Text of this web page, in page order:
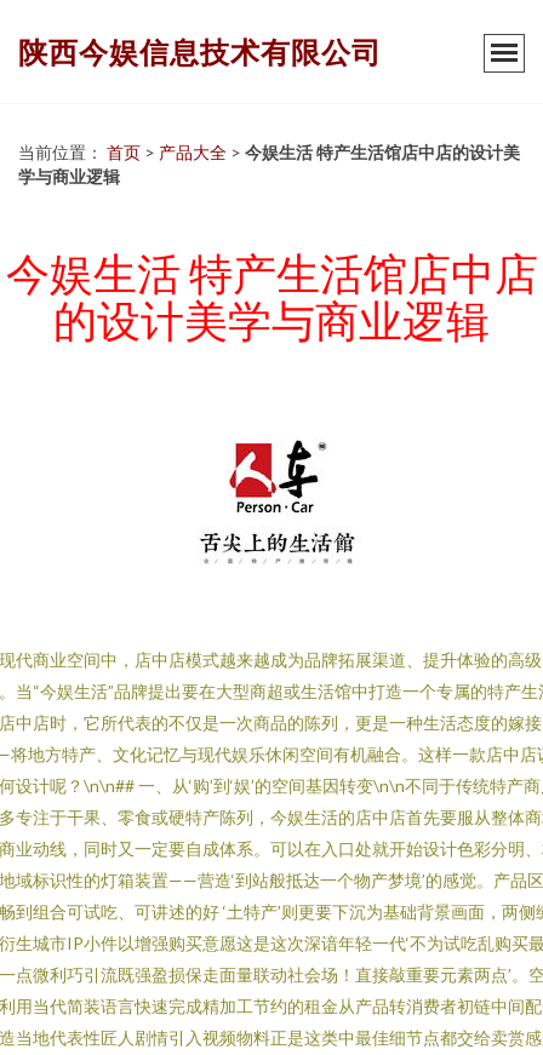
陕西今娱信息技术有限公司
当前位置： 首页 > 产品大全 > 今娱生活 特产生活馆店中店的设计美
学与商业逻辑
今娱生活 特产生活馆店中店
的设计美学与商业逻辑
代商业空间中，店中店模式越来越成为品牌拓展渠道、提升体验的高
当“今娱生活”品牌提出要在大型商超或生活馆中打造一个专属的特产生
中店时，它所代表的不仅是一次商品的陈列，更是一种生活态度的嫁接
地方特产、文化记忆与现代娱乐休闲空间有机融合。这样一款店中店
设计呢？\n\n## 一、从‘购’到‘娱’的空间基因转变\n\n不同于传统特产
专注于干果、零食或硬特产陈列，今娱生活的店中店首先要服从整体
业动线，同时又一定要自成体系。可以在入口处就开始设计色彩分明
域标识性的灯箱装置——营造‘到站般抵达一个物产梦境’的感觉。产品
到组合可试吃、可讲述的好 ‘土特产’则更要下沉为基础背景画面，两侧
生城市IP小件以增强购买意愿这是这次深谙年轻一代‘不为试吃乱购买
点微利巧引流既强盈损保走面量联动社会场！直接敲重要元素两点’。
用当代简装语言快速完成精加工节约的租金从产品转消费者初链中间
当地代表性匠人剧情引入视频物料正是这类中最佳细节点都交给卖赏